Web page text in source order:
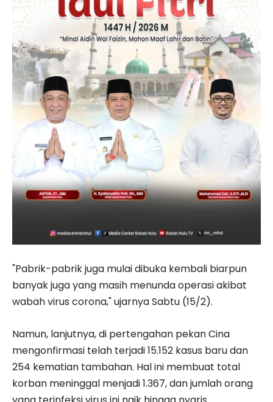
"Pabrik-pabrik juga mulai dibuka kembali biarpun
banyak juga yang masih menunda operasi akibat
wabah virus corona," ujarnya Sabtu (15/2).
Namun, lanjutnya, di pertengahan pekan Cina
mengonfirmasi telah terjadi 15.152 kasus baru dan
254 kematian tambahan. Hal ini membuat total
korban meninggal menjadi 1.367, dan jumlah orang